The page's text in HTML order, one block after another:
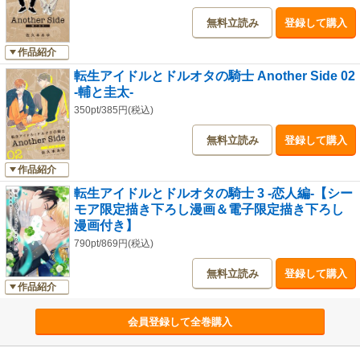
作品紹介
無料立読み 登録して購入
作品紹介
転生アイドルとドルオタの騎士 Another Side 02
‐輔と圭太‐
350pt/385円(税込)
無料立読み 登録して購入
作品紹介
転生アイドルとドルオタの騎士 3 ‐恋人編‐【シー
モア限定描き下ろし漫画＆電子限定描き下ろし
漫画付き】
790pt/869円(税込)
無料立読み 登録して購入
会員登録して全巻購入